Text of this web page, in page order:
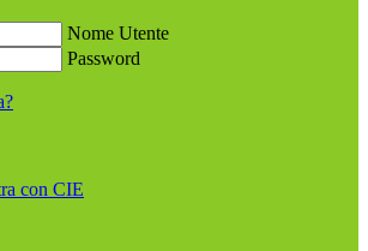
Nome Utente
Password
con CIE